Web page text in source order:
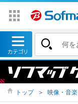
トップ ＞ 映像・音楽